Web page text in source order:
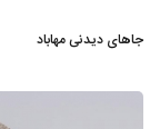
جاهای دیدنی مهاباد